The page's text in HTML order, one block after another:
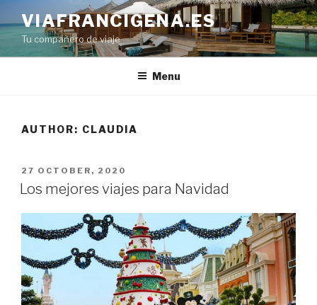
to
content
VIAFRANCIGENA.ES
Tu compañero de viaje
Menu
AUTHOR: CLAUDIA
POSTED
ON
27 OCTOBER, 2020
Los mejores viajes para Navidad